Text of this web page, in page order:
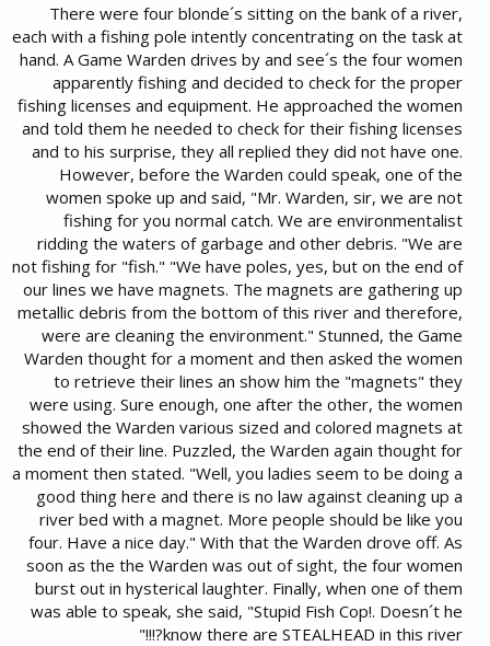
There were four blonde´s sitting on the bank of a river,
each with a fishing pole intently concentrating on the task at
hand. A Game Warden drives by and see´s the four women
apparently fishing and decided to check for the proper
fishing licenses and equipment. He approached the women
and told them he needed to check for their fishing licenses
and to his surprise, they all replied they did not have one.
However, before the Warden could speak, one of the
women spoke up and said, "Mr. Warden, sir, we are not
fishing for you normal catch. We are environmentalist
ridding the waters of garbage and other debris. "We are
not fishing for "fish." "We have poles, yes, but on the end of
our lines we have magnets. The magnets are gathering up
metallic debris from the bottom of this river and therefore,
were are cleaning the environment." Stunned, the Game
Warden thought for a moment and then asked the women
to retrieve their lines an show him the "magnets" they
were using. Sure enough, one after the other, the women
showed the Warden various sized and colored magnets at
the end of their line. Puzzled, the Warden again thought for
a moment then stated. "Well, you ladies seem to be doing a
good thing here and there is no law against cleaning up a
river bed with a magnet. More people should be like you
four. Have a nice day." With that the Warden drove off. As
soon as the the Warden was out of sight, the four women
burst out in hysterical laughter. Finally, when one of them
was able to speak, she said, "Stupid Fish Cop!. Doesn´t he
know there are STEALHEAD in this river?!!!"